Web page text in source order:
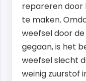
repareren
te maken.
weefsel door
gegaan, is het
weefsel slecht
weinig zuurstof